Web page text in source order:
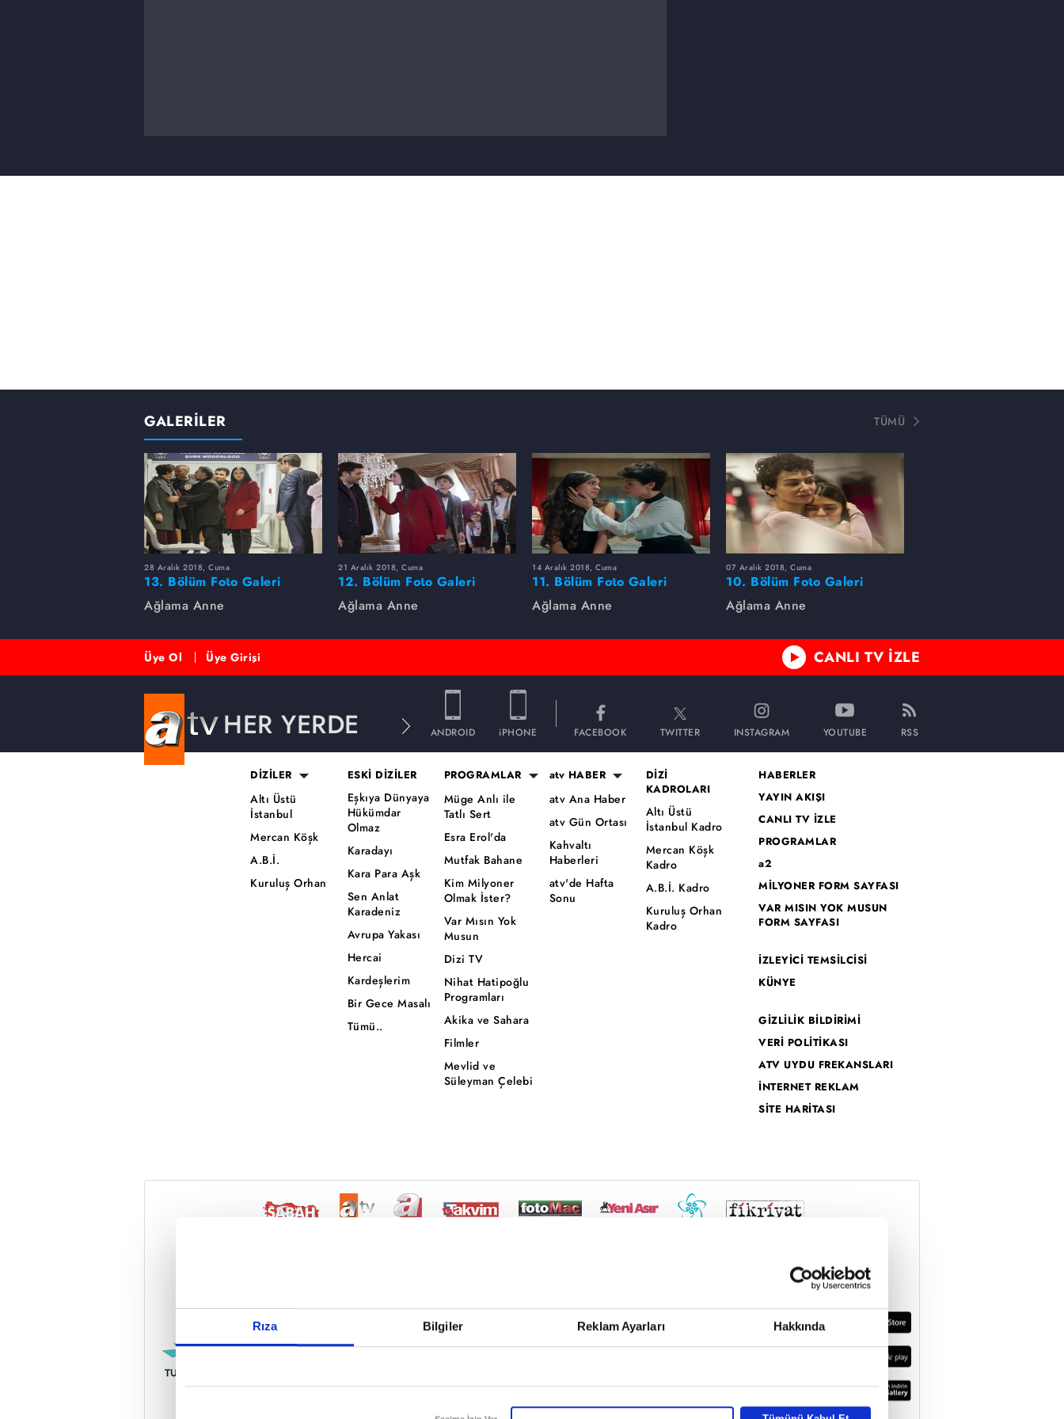
Rıza Bilgiler Reklam Ayarları Hakkında
Reddet
GALERİLER TÜMÜ
28 Aralık 2018, Cuma
13. Bölüm Foto Galeri
Ağlama Anne
21 Aralık 2018, Cuma
12. Bölüm Foto Galeri
Ağlama Anne
14 Aralık 2018, Cuma
11. Bölüm Foto Galeri
Ağlama Anne
07 Aralık 2018, Cuma
10. Bölüm Foto Galeri
Ağlama Anne
Üye Ol Üye Girişi CANLI TV İZLE
HER YERDE ANDROID iPHONE FACEBOOK TWITTER INSTAGRAM YOUTUBE RSS
DİZİLER
Altı Üstü
İstanbul
Mercan Köşk
A.B.İ.
Kuruluş Orhan
ESKİ DİZİLER
Eşkıya Dünyaya
Hükümdar
Olmaz
Karadayı
Kara Para Aşk
Sen Anlat
Karadeniz
Avrupa Yakası
Hercai
Kardeşlerim
Bir Gece Masalı
Tümü..
PROGRAMLAR
Müge Anlı ile
Tatlı Sert
Esra Erol'da
Mutfak Bahane
Kim Milyoner
Olmak İster?
Var Mısın Yok
Musun
Dizi TV
Nihat Hatipoğlu
Programları
Akika ve Sahara
Filmler
Mevlid ve
Süleyman Çelebi
atv HABER
atv Ana Haber
atv Gün Ortası
Kahvaltı
Haberleri
atv'de Hafta
Sonu
DİZİ
KADROLARI
Altı Üstü
İstanbul Kadro
Mercan Köşk
Kadro
A.B.İ. Kadro
Kuruluş Orhan
Kadro
HABERLER
YAYIN AKIŞI
CANLI TV İZLE
PROGRAMLAR
a2
MİLYONER FORM SAYFASI
VAR MISIN YOK MUSUN
FORM SAYFASI
İZLEYİCİ TEMSİLCİSİ
KÜNYE
GİZLİLİK BİLDİRİMİ
VERİ POLİTİKASI
ATV UYDU FREKANSLARI
İNTERNET REKLAM
SİTE HARİTASI